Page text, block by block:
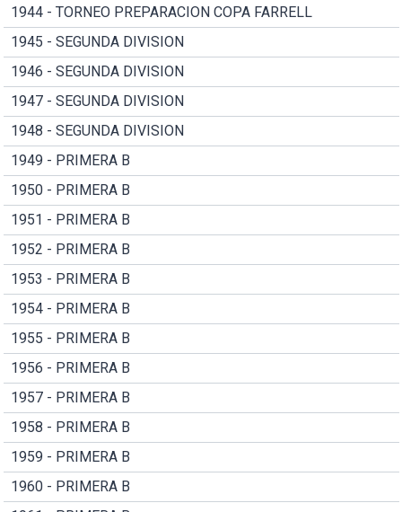
1944 - TORNEO PREPARACION COPA FARRELL
1945 - SEGUNDA DIVISION
1946 - SEGUNDA DIVISION
1947 - SEGUNDA DIVISION
1948 - SEGUNDA DIVISION
1949 - PRIMERA B
1950 - PRIMERA B
1951 - PRIMERA B
1952 - PRIMERA B
1953 - PRIMERA B
1954 - PRIMERA B
1955 - PRIMERA B
1956 - PRIMERA B
1957 - PRIMERA B
1958 - PRIMERA B
1959 - PRIMERA B
1960 - PRIMERA B